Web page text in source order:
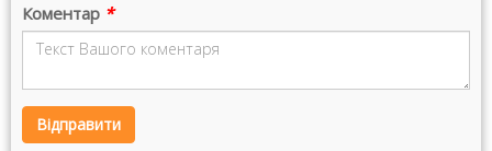
Коментар *
Відправити